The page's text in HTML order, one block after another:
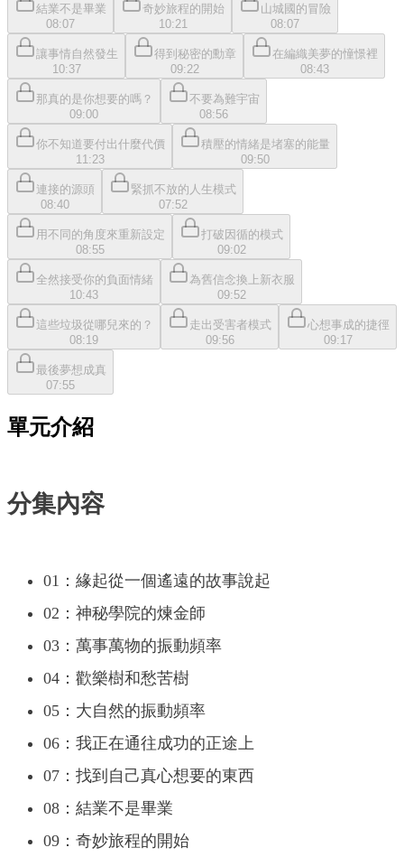
結業不是畢業
08:07
奇妙旅程的開始
10:21
山城國的冒險
08:07
讓事情自然發生
10:37
得到秘密的勳章
09:22
在編織美夢的憧憬裡
08:43
那真的是你想要的嗎？
09:00
不要為難宇宙
08:56
你不知道要付出什麼代價
11:23
積壓的情緒是堵塞的能量
09:50
連接的源頭
08:40
緊抓不放的人生模式
07:52
用不同的角度來重新設定
08:55
打破因循的模式
09:02
全然接受你的負面情緒
10:43
為舊信念換上新衣服
09:52
這些垃圾從哪兒來的？
08:19
走出受害者模式
09:56
心想事成的捷徑
09:17
最後夢想成真
07:55
單元介紹
分集內容
01：緣起從一個遙遠的故事說起
02：神秘學院的煉金師
03：萬事萬物的振動頻率
04：歡樂樹和愁苦樹
05：大自然的振動頻率
06：我正在通往成功的正途上
07：找到自己真心想要的東西
08：結業不是畢業
09：奇妙旅程的開始